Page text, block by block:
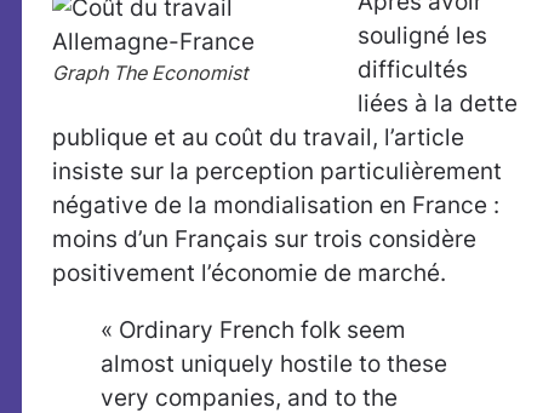
Graph The Economist
souligné les
difficultés
liées à la dette
publique et au coût du travail, l’article
insiste sur la perception particulièrement
négative de la mondialisation en France :
moins d’un Français sur trois considère
positivement l’économie de marché.
« Ordinary French folk seem
almost uniquely hostile to these
very companies, and to the